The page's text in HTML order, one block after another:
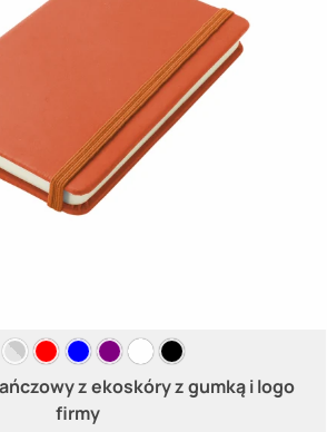
z ekoskóry z gumką i logo
firmy